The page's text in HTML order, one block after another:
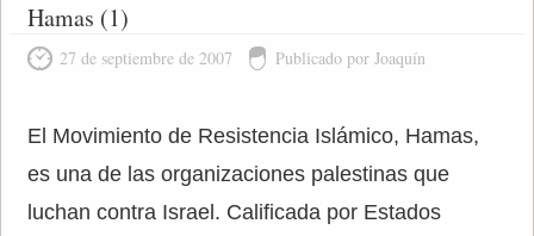
Hamas (1)
27 de septiembre de 2007 Publicado por Joaquín
El Movimiento de Resistencia Islámico, Hamas,
es una de las organizaciones palestinas que
luchan contra Israel. Calificada por Estados